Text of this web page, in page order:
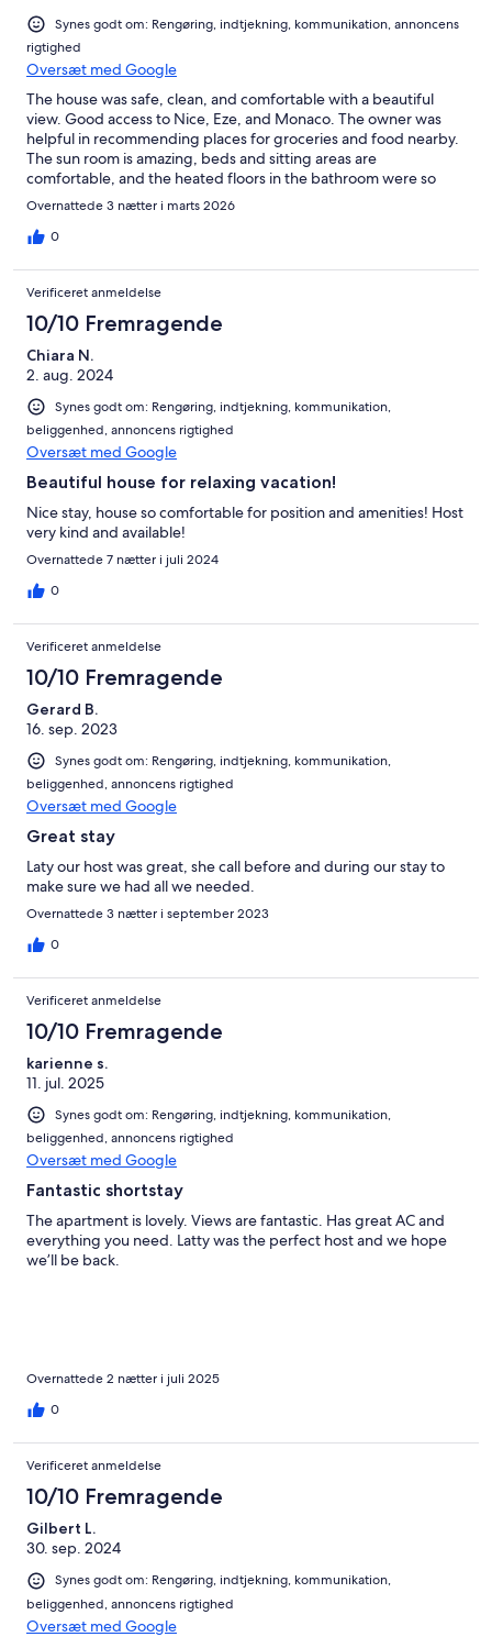
Synes godt om: Rengøring, indtjekning, kommunikation, annoncens
rigtighed
Oversæt med Google
The house was safe, clean, and comfortable with a beautiful
view. Good access to Nice, Eze, and Monaco. The owner was
helpful in recommending places for groceries and food nearby.
The sun room is amazing, beds and sitting areas are
comfortable, and the heated floors in the bathroom were so
nice in the morning.
Overnattede 3 nætter i marts 2026
0
Verificeret anmeldelse
10/10 Fremragende
Chiara N.
2. aug. 2024
Synes godt om: Rengøring, indtjekning, kommunikation,
beliggenhed, annoncens rigtighed
Oversæt med Google
Beautiful house for relaxing vacation!
Nice stay, house so comfortable for position and amenities! Host
very kind and available!
Overnattede 7 nætter i juli 2024
0
Verificeret anmeldelse
10/10 Fremragende
Gerard B.
16. sep. 2023
Synes godt om: Rengøring, indtjekning, kommunikation,
beliggenhed, annoncens rigtighed
Oversæt med Google
Great stay
Laty our host was great, she call before and during our stay to
make sure we had all we needed.
Overnattede 3 nætter i september 2023
0
Verificeret anmeldelse
10/10 Fremragende
karienne s.
11. jul. 2025
Synes godt om: Rengøring, indtjekning, kommunikation,
beliggenhed, annoncens rigtighed
Oversæt med Google
Fantastic shortstay
The apartment is lovely. Views are fantastic. Has great AC and
everything you need. Latty was the perfect host and we hope
we’ll be back.
Overnattede 2 nætter i juli 2025
0
Verificeret anmeldelse
10/10 Fremragende
Gilbert L.
30. sep. 2024
Synes godt om: Rengøring, indtjekning, kommunikation,
beliggenhed, annoncens rigtighed
Oversæt med Google